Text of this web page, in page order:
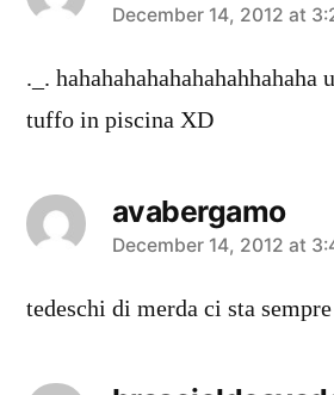
says:
December 14, 2012 at
._.
tuffo in piscina XD
avabergamo
says:
December 14, 2012 at
tedeschi di merda ci sta